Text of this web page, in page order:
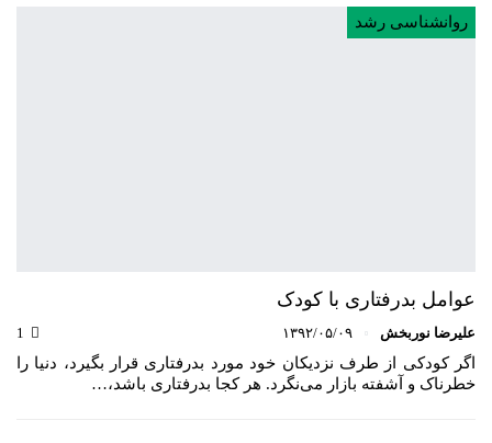
روانشناسی رشد
عوامل بدرفتاری با کودک
علیرضا نوربخش ۱۳۹۲/۰۵/۰۹
اگر کودکی از طرف نزدیکان خود مورد بدرفتاری قرار بگیرد، دنیا را
خطرناک و آشفته بازار می‌نگرد. هر کجا بدرفتاری باشد،…